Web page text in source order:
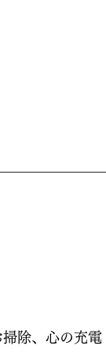
掃除、心の充電